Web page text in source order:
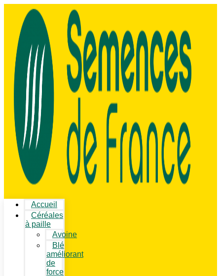
Accueil
Céréales
à paille
Avoine
Blé
améliorant
de
force